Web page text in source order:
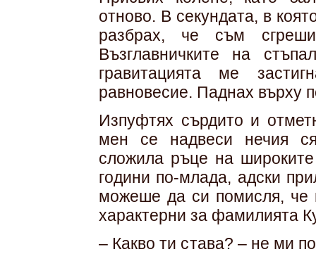
отново. В секундата, в
разбрах, че съм
Възглавничките на
гравитацията ме
равновесие. Паднах върху
Изпуфтях сърдито и
мен се надвеси нечия
сложила ръце на
години по-млада, адски
можеше да си помисля,
характерни за фамилията
– Какво ти става? – не ми